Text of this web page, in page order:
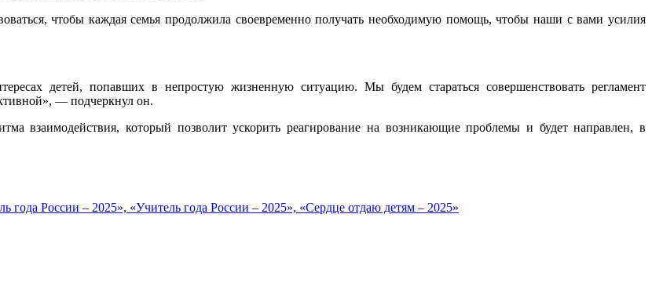
чтобы каждая семья продолжила своевременно получать необходимую помощь, чтобы наши с вами усилия
детей, попавших в непростую жизненную ситуацию. Мы будем стараться совершенствовать регламент
— подчеркнул он.
взаимодействия, который позволит ускорить реагирование на возникающие проблемы и будет направлен, в
года России – 2025», «Учитель года России – 2025», «Сердце отдаю детям – 2025»